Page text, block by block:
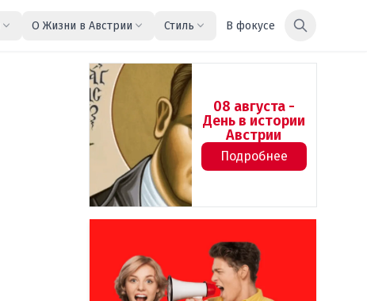
О Жизни в Австрии Стиль В фокусе
08 августа -
День в истории
Австрии
Подробнее